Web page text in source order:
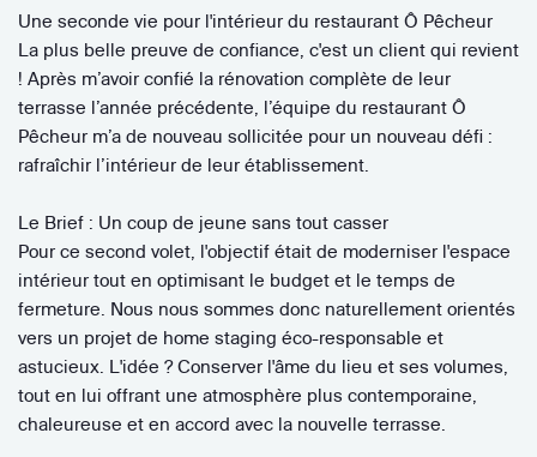
Une seconde vie pour l'intérieur du restaurant Ô Pêcheur
La plus belle preuve de confiance, c'est un client qui revient
! Après m’avoir confié la rénovation complète de leur
terrasse l’année précédente, l’équipe du restaurant Ô
Pêcheur m’a de nouveau sollicitée pour un nouveau défi :
rafraîchir l’intérieur de leur établissement.
Le Brief : Un coup de jeune sans tout casser
Pour ce second volet, l'objectif était de moderniser l'espace
intérieur tout en optimisant le budget et le temps de
fermeture. Nous nous sommes donc naturellement orientés
vers un projet de home staging éco-responsable et
astucieux. L'idée ? Conserver l'âme du lieu et ses volumes,
tout en lui offrant une atmosphère plus contemporaine,
chaleureuse et en accord avec la nouvelle terrasse.